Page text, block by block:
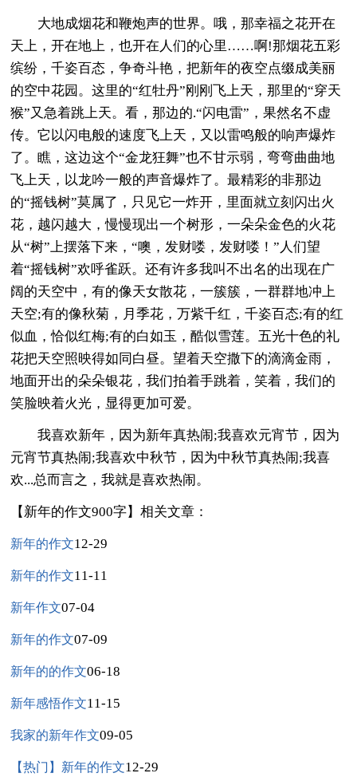
大地成烟花和鞭炮声的世界。哦，那幸福之花开在
天上，开在地上，也开在人们的心里……啊!那烟花五彩
缤纷，千姿百态，争奇斗艳，把新年的夜空点缀成美丽
的空中花园。这里的“红牡丹”刚刚飞上天，那里的“穿天
猴”又急着跳上天。看，那边的.“闪电雷”，果然名不虚
传。它以闪电般的速度飞上天，又以雷鸣般的响声爆炸
了。瞧，这边这个“金龙狂舞”也不甘示弱，弯弯曲曲地
飞上天，以龙吟一般的声音爆炸了。最精彩的非那边
的“摇钱树”莫属了，只见它一炸开，里面就立刻闪出火
花，越闪越大，慢慢现出一个树形，一朵朵金色的火花
从“树”上摆落下来，“噢，发财喽，发财喽！”人们望
着“摇钱树”欢呼雀跃。还有许多我叫不出名的出现在广
阔的天空中，有的像天女散花，一簇簇，一群群地冲上
天空;有的像秋菊，月季花，万紫千红，千姿百态;有的红
似血，恰似红梅;有的白如玉，酷似雪莲。五光十色的礼
花把天空照映得如同白昼。望着天空撒下的滴滴金雨，
地面开出的朵朵银花，我们拍着手跳着，笑着，我们的
笑脸映着火光，显得更加可爱。
我喜欢新年，因为新年真热闹;我喜欢元宵节，因为
元宵节真热闹;我喜欢中秋节，因为中秋节真热闹;我喜
欢...总而言之，我就是喜欢热闹。
【新年的作文900字】相关文章：
新年的作文12-29
新年的作文11-11
新年作文07-04
新年的作文07-09
新年的的作文06-18
新年感悟作文11-15
我家的新年作文09-05
【热门】新年的作文12-29